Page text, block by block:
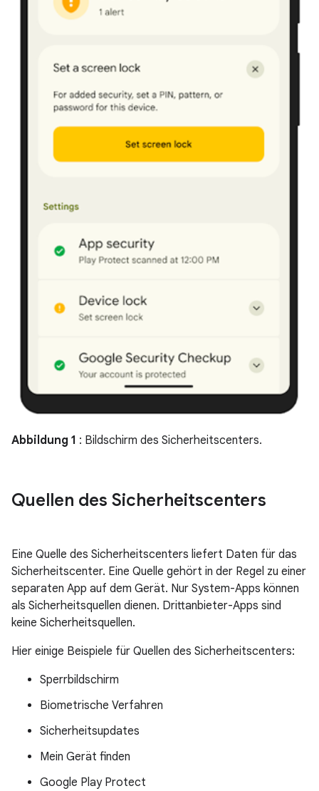
Abbildung 1 : Bildschirm des Sicherheitscenters.
Quellen des Sicherheitscenters
Eine Quelle des Sicherheitscenters liefert Daten für das
Sicherheitscenter. Eine Quelle gehört in der Regel zu einer
separaten App auf dem Gerät. Nur System-Apps können
als Sicherheitsquellen dienen. Drittanbieter-Apps sind
keine Sicherheitsquellen.
Hier einige Beispiele für Quellen des Sicherheitscenters:
Sperrbildschirm
Biometrische Verfahren
Sicherheitsupdates
Mein Gerät finden
Google Play Protect